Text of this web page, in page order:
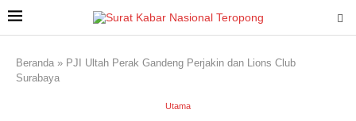
Beranda » PJI Ultah Perak Gandeng Perjakin dan Lions Club
Surabaya
Utama